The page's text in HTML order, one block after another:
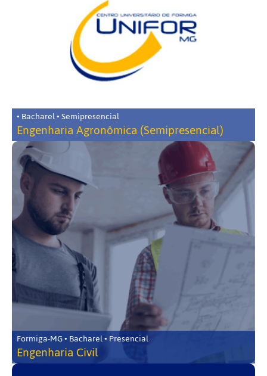
• Bacharel • Semipresencial
Engenharia Agronômica (Semipresencial)
Formiga-MG • Bacharel • Presencial
Engenharia Civil